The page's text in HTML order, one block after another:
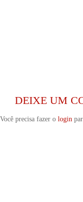
DEIXE UM
Você precisa fazer o login